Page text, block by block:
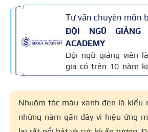
Tư vấn chuyên môn
ĐỘI NGŨ GIẢNG
ACADEMY
Đội ngũ giảng viên
gia có trên 10 năm
tạo nghề và kiến
chuyên môn sâu về
nối mi, trang điểm,
viết được xây dựng
đào tạo và kinh
Nhuộm tóc màu xanh đen là kiểu
những năm gần đây vì hiệu ứng